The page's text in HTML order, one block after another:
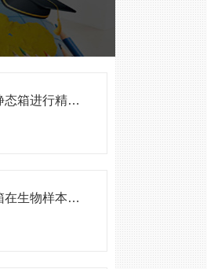
如何利用有机玻璃静态箱进行精确的环境模拟观测？
解析有机玻璃静态箱在生物样本保存中的优势